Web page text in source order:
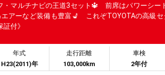
・マルチナビの王道3セット🔱 前席はパワーシー
エアーなど装備も豊富💺 これぞTOYOTAの高級
証付》
年式
H23(2011)年
走行距離
103,000km
車検
2年付